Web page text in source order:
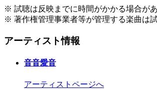
※ 試聴は反映までに時間がかかる場合があ
※ 著作権管理事業者等が管理する楽曲は試
アーティスト情報
音音愛音
アーティストページへ